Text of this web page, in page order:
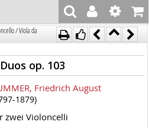
/ Viola da
op. 103
Friedrich August
1879)
zwei Violoncelli